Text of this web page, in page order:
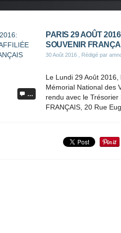
…
PARIS 29 AOÛT
SOUVENIR
30 Août 2016 , Rédigé par
Le Lundi 29 Août
Mémorial National des
rendu avec le Trésorier
FRANÇAIS, 20 Rue